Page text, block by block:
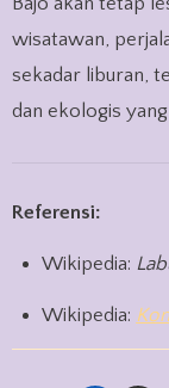
wisatawan,
sekadar liburan,
dan ekologis
Referensi:
Wikipedia:
Wikipedia: